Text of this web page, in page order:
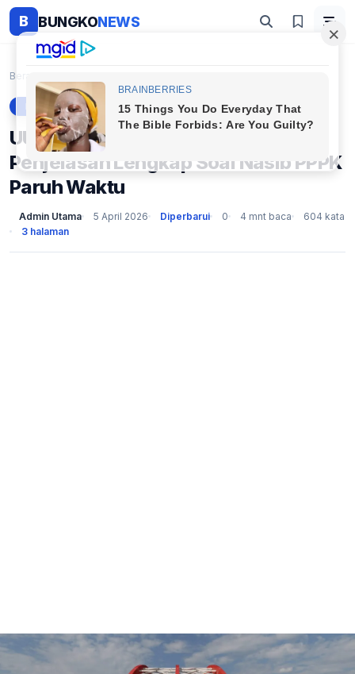
B BUNGKONEWS
Beranda
BERITA
UU HKPD 2027 Bikin Resah? Ini
Penjelasan Lengkap Soal Nasib PPPK
Paruh Waktu
Admin Utama 5 April 2026 Diperbarui 0 4 mnt baca
604 kata
3 halaman